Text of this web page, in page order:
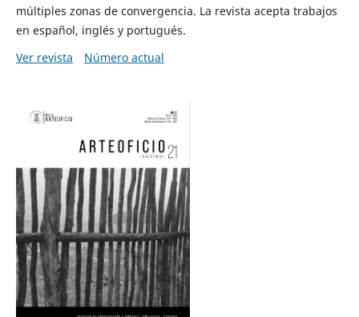
múltiples zonas de convergencia. La revista acepta trabajos
en español, inglés y portugués.
Ver revista
Número actual